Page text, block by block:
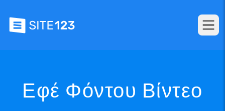
Εφέ Φόντου Βίντεο